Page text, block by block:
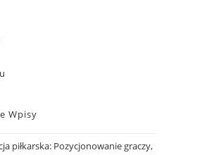
Wpisy
piłkarska: Pozycjonowanie graczy,